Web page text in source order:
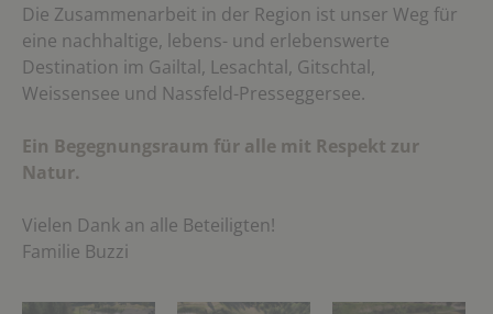
Die Zusammenarbeit in der Region ist unser Weg für
eine nachhaltige, lebens- und erlebenswerte
Destination im Gailtal, Lesachtal, Gitschtal,
Weissensee und Nassfeld-Presseggersee.
Ein Begegnungsraum für alle mit Respekt zur
Natur.
Vielen Dank an alle Beteiligten!
Familie Buzzi